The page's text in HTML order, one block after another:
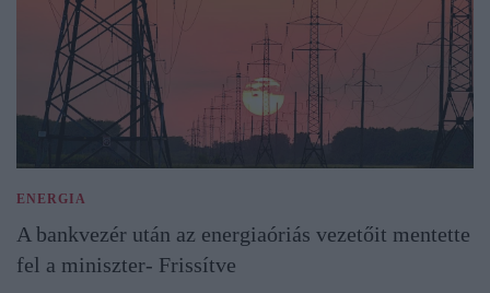
ENERGIA
A bankvezér után az energiaóriás vezetőit mentette
fel a miniszter- Frissítve